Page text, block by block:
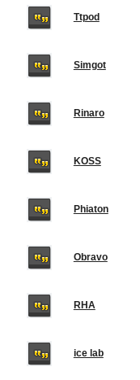
Ttpod
Simgot
Rinaro
KOSS
Phiaton
Obravo
RHA
ice lab